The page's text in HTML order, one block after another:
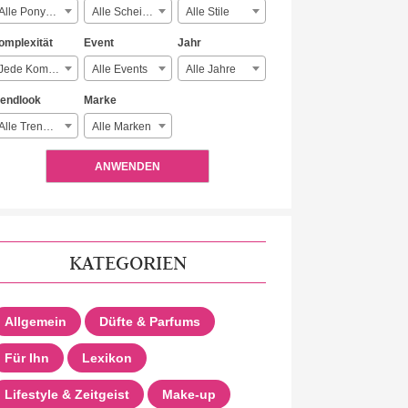
Alle Ponyarten Alle Scheitelarten Alle Stile
Jede Komplexität
Event
Alle Events
Jahr
Alle Jahre
Alle Trendlooks
Marke
Alle Marken
ANWENDEN
KATEGORIEN
Allgemein Düfte & Parfums
Für Ihn Lexikon
Lifestyle & Zeitgeist Make-up